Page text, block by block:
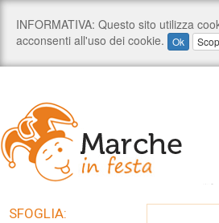
SFOGLIA: